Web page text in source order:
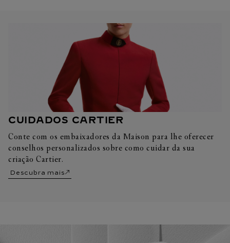
CUIDADOS CARTIER
Conte com os embaixadores da Maison para lhe oferecer
conselhos personalizados sobre como cuidar da sua
criação Cartier.
Descubra mais